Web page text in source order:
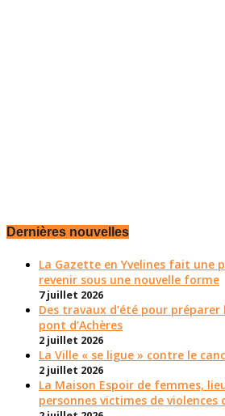
Dernières nouvelles
La Gazette en Yvelines fait une
revenir sous une nouvelle forme
7 juillet 2026
Des travaux d’été pour
pont d’Achères
2 juillet 2026
La Ville « se ligue » contre le
2 juillet 2026
La Maison Espoir de femmes,
personnes victimes de violences